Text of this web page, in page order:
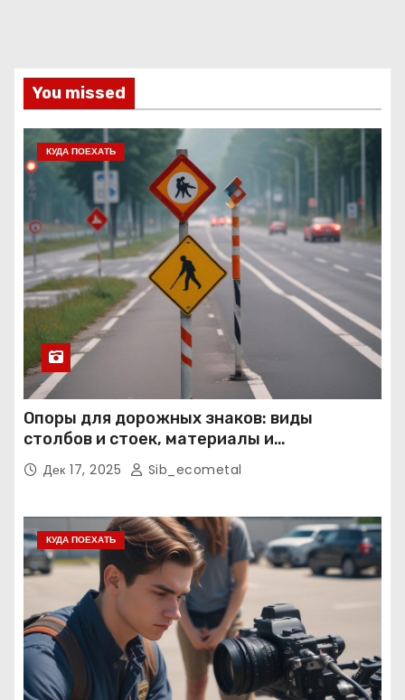
You missed
КУДА ПОЕХАТЬ
Опоры для дорожных знаков: виды
столбов и стоек, материалы и
нормативные требования
Дек 17, 2025 Sib_ecometal
КУДА ПОЕХАТЬ